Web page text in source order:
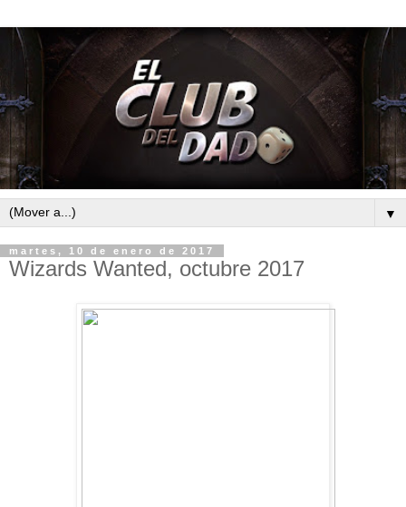
▼
martes, 10 de enero de 2017
Wizards Wanted, octubre 2017